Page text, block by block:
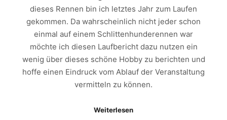
dieses Rennen bin ich letztes Jahr zum Laufen
gekommen. Da wahrscheinlich nicht jeder schon
einmal auf einem Schlittenhunderennen war
möchte ich diesen Laufbericht dazu nutzen ein
wenig über dieses schöne Hobby zu berichten und
hoffe einen Eindruck vom Ablauf der Veranstaltung
vermitteln zu können.
Weiterlesen